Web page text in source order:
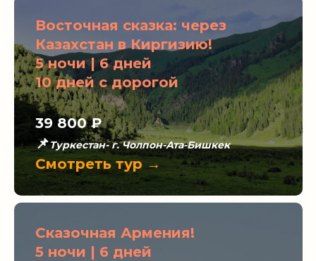
Восточная сказка: через
Казахстан в Киргизию!
5 ночи | 6 дней
10 дней с дорогой
39 800₽
📌Туркестан- г. Чолпон-Ата-Бишкек
Смотреть тур →
Сказочная Армения!
5 ночи | 6 дней